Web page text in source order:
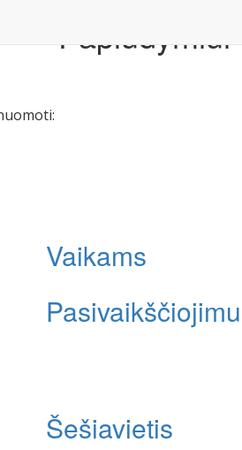
Papludymiui
Vaikams
Šešiavietis